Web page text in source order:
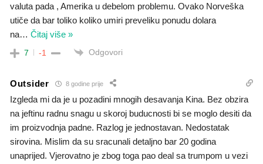
valuta pada , Amerika u debelom problemu. Ovako Norveška
utiče da bar toliko koliko umiri preveliku ponudu dolara
na… Čitaj više »
7 -1 Odgovori
Outsider 8 godine prije
Izgleda mi da je u pozadini mnogih desavanja Kina. Bez obzira
na jeftinu radnu snagu u skoroj buducnosti bi se moglo desiti da
im proizvodnja padne. Razlog je jednostavan. Nedostatak
sirovina. Mislim da su sracunali detaljno bar 20 godina
unaprijed. Vjerovatno je zbog toga pao deal sa trumpom u vezi